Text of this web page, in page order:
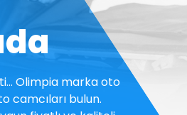
Olimpia marka oto
camcıları bulun.